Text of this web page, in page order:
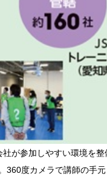
が参加しやすい環境を整
360度カメラで講師の手